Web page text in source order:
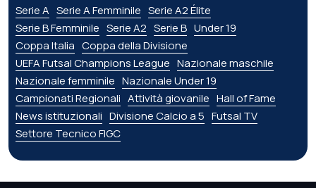
Serie A Serie A Femminile Serie A2 Élite
Serie B Femminile Serie A2 Serie B Under 19
Coppa Italia Coppa della Divisione
UEFA Futsal Champions League Nazionale maschile
Nazionale femminile Nazionale Under 19
Campionati Regionali Attività giovanile Hall of Fame
News istituzionali Divisione Calcio a 5 Futsal TV
Settore Tecnico FIGC